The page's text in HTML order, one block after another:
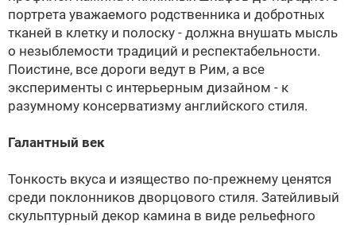
портрета уважаемого родственника и добротных
тканей в клетку и полоску - должна внушать мысль
о незыблемости традиций и респектабельности.
Поистине, все дороги ведут в Рим, а все
эксперименты с интерьерным дизайном - к
разумному консерватизму английского стиля.
Галантный век
Тонкость вкуса и изящество по-прежнему ценятся
среди поклонников дворцового стиля. Затейливый
скульптурный декор камина в виде рельефного